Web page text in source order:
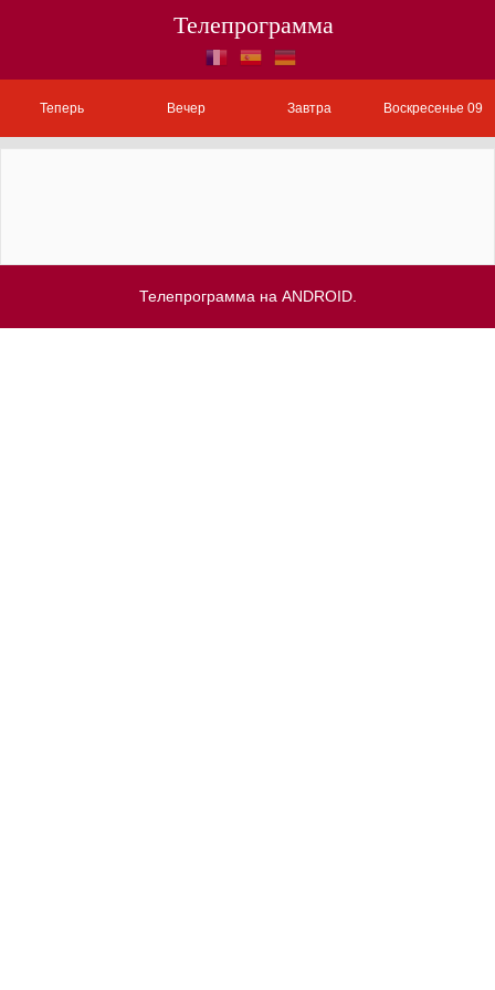
Телепрограмма
Теперь Вечер Завтра Воскресенье 09
Телепрограмма на ANDROID.